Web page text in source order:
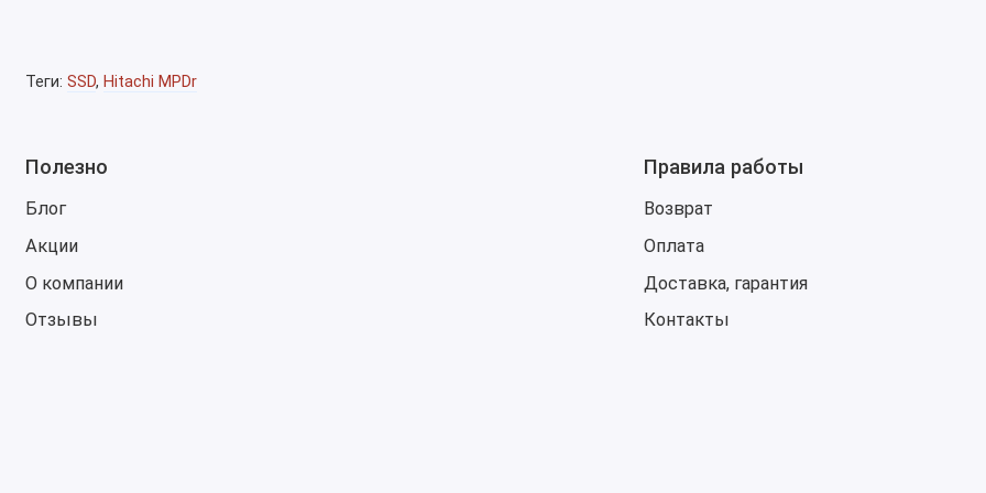
Колёсные экскаваторы
Теги: SSD, Hitachi MPDr
Полезно
Блог
Акции
О компании
Отзывы
Правила работы
Возврат
Оплата
Доставка, гарантия
Контакты